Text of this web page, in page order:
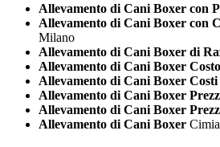
Allevamento di Cani Boxer con
Allevamento di Cani Boxer con
Milano
Allevamento di Cani Boxer di
Allevamento di Cani Boxer Costo
Allevamento di Cani Boxer Costi
Allevamento di Cani Boxer
Allevamento di Cani Boxer
Allevamento di Cani Boxer